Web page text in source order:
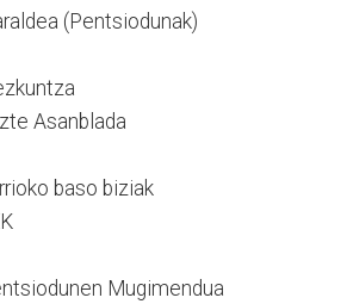
(Pentsiodunak)
Asanblada
baso biziak
Mugimendua